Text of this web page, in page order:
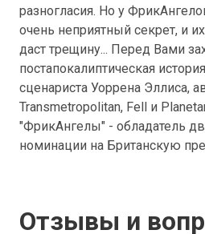
разногласия. Но у
очень неприятный секрет, и
даст трещину... Перед Вами
постапокалиптическая
сценариста Уоррена Эллиса,
Transmetropolitan, Fell и
"ФрикАнгелы" - обладатель
номинации на Британскую
Отзывы и